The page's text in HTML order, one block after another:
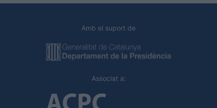
Amb el suport de
Associat a: